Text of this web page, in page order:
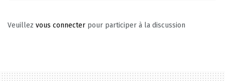
Veuillez vous connecter pour participer à la discussion